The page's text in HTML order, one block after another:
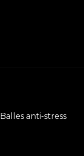
Balles anti-stress